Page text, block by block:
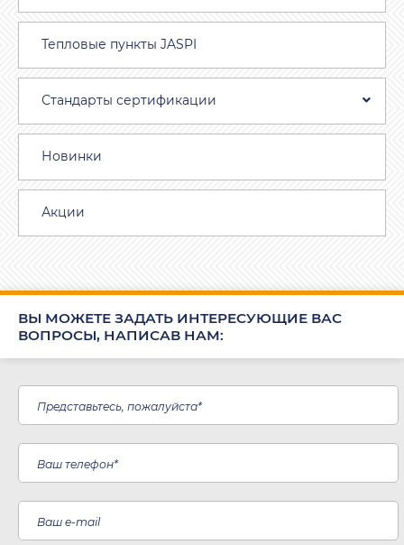
Тепловые пункты JASPI
Стандарты сертификации
Новинки
Акции
ВЫ МОЖЕТЕ ЗАДАТЬ ИНТЕРЕСУЮЩИЕ ВАС
ВОПРОСЫ, НАПИСАВ НАМ: